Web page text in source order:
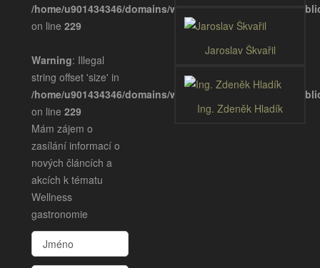
/home/u901434346/domains/wellnessgastronomie.eu/
on line 229
Warning: Illegal
string offset 'size' in
/home/u901434346/domains/wellnessgastronomie.eu/
on line 229
Mám zájem o
zasílání informací o
nových článcích a
akcích k tématu
Wellness
gastronomie
Jaroslav Škvařil
Ing. Zdeněk Hladík